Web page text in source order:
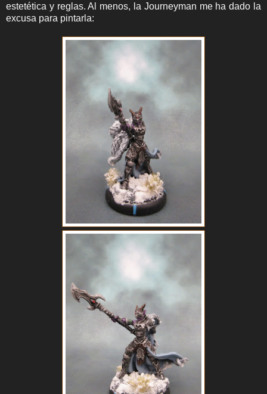
estetética y reglas. Al menos, la Journeyman me ha dado la
excusa para pintarla: